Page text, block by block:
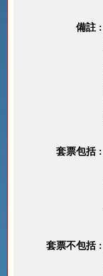
備註 :
套票包括 :
套票不包括 :